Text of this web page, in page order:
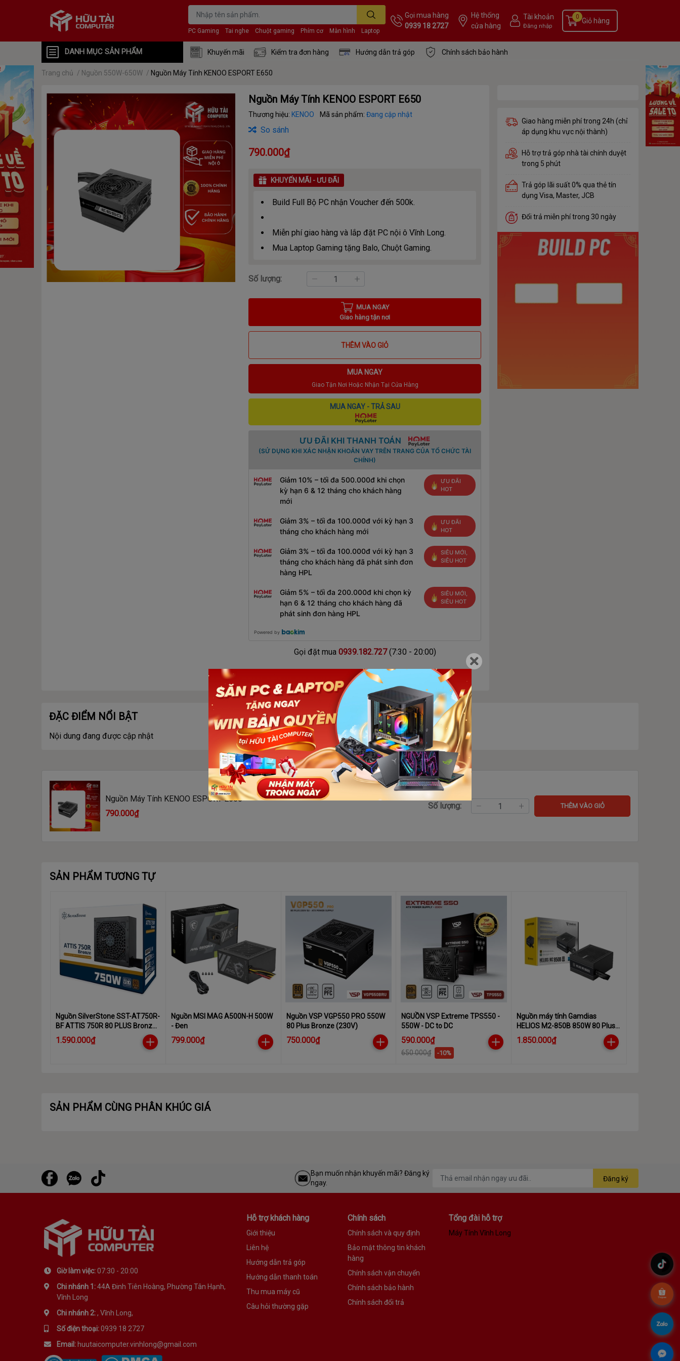
PC Gaming Tai nghe Chuột gaming Phím cơ Màn hình Laptop
Gọi mua hàng
0939 18 2727
Hệ thống
cửa hàng
Tài khoản
Đăng nhập
Giỏ hàng
0
DANH MỤC SẢN PHẨM Khuyến mãi Kiểm tra đơn hàng Hướng dẫn trả góp Chính sách bảo hành
Trang chủ / Nguồn 550W-650W / Nguồn Máy Tính KENOO ESPORT E650
Nguồn Máy Tính KENOO ESPORT E650
Thương hiệu: KENOO Mã sản phẩm:Đang cập nhật
So sánh
790.000₫
KHUYẾN MÃI - ƯU ĐÃI
Build Full Bộ PC nhận Voucher đến 500k.
Miễn phí giao hàng và lắp đặt PC nội ô Vĩnh Long.
Mua Laptop Gaming tặng Balo, Chuột Gaming.
Số lượng:
MUA NGAY
Giao hàng tận nơi
THÊM VÀO GIỎ
MUA NGAY
Giao Tận Nơi Hoặc Nhận Tại Cửa Hàng
MUA NGAY - TRẢ SAU
ƯU ĐÃI KHI THANH TOÁN
(SỬ DỤNG KHI XÁC NHẬN KHOẢN VAY TRÊN TRANG CỦA TỔ CHỨC TÀI
CHÍNH)
Giảm 10% – tối đa 500.000đ khi chọn
kỳ hạn 6 & 12 tháng cho khách hàng
mới
ƯU ĐÃI
HOT
Giảm 3% – tối đa 100.000đ với kỳ hạn 3
tháng cho khách hàng mới
ƯU ĐÃI
HOT
Giảm 3% – tối đa 100.000đ với kỳ hạn 3
tháng cho khách hàng đã phát sinh đơn
hàng HPL
SIÊU MỚI,
SIÊU HOT
Giảm 5% – tối đa 200.000đ khi chọn kỳ
hạn 6 & 12 tháng cho khách hàng đã
phát sinh đơn hàng HPL
SIÊU MỚI,
SIÊU HOT
Powered by
Gọi đặt mua 0939.182.727(7:30 - 20:00)
Giao hàng miễn phí trong 24h (chỉ
áp dụng khu vực nội thành)
Hỗ trợ trả góp nhà tài chính duyệt
trong 5 phút
Trả góp lãi suất 0% qua thẻ tín
dụng Visa, Master, JCB
Đổi trả miễn phí trong 30 ngày
ĐẶC ĐIỂM NỔI BẬT
Nội dung đang được cập nhật
Nguồn Máy Tính KENOO ESPORT E650
790.000₫
Số lượng: THÊM VÀO GIỎ
SẢN PHẨM TƯƠNG TỰ
Nguồn SilverStone SST-AT750R-
BF ATTIS 750R 80 PLUS Bronze
750W ATX 3.1
1.590.000₫
Nguồn MSI MAG A500N-H 500W
- Đen
799.000₫
Nguồn VSP VGP550 PRO 550W
80 Plus Bronze (230V)
750.000₫
NGUỒN VSP Extreme TPS550 -
550W - DC to DC
590.000₫
650.000₫ -10%
Nguồn máy tính Gamdias
HELIOS M2-850B 850W 80 Plus
Silver
1.850.000₫
SẢN PHẨM CÙNG PHÂN KHÚC GIÁ
Bạn muốn nhận khuyến mãi? Đăng ký
ngay.
Đăng ký
Giờ làm việc:07:30 - 20:00
Chi nhánh 1:44A Đinh Tiên Hoàng, Phường Tân Hạnh,
Vĩnh Long
Chi nhánh 2:, Vĩnh Long,
Số điện thoại:0939 18 2727
Email: huutaicomputer.vinhlong@gmail.com
Hỗ trợ khách hàng
Giới thiệu
Liên hệ
Hướng dẫn trả góp
Hướng dẫn thanh toán
Thu mua máy cũ
Câu hỏi thường gặp
Chính sách
Chính sách và quy định
Bảo mật thông tin khách
hàng
Chính sách vận chuyển
Chính sách bảo hành
Chính sách đổi trả
Tổng đài hỗ trợ
Máy Tính Vĩnh Long
.
.
.
.